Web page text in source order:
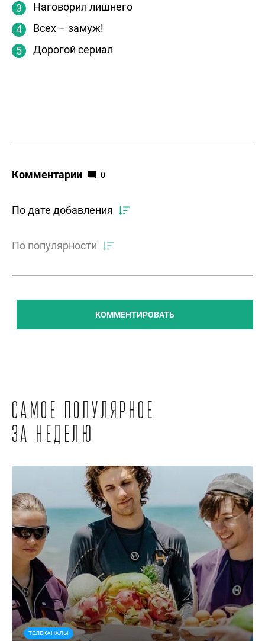
Наговорил лишнего
Всех – замуж!
Дорогой сериал
Комментарии 0
По дате добавления
По популярности
КОММЕНТИРОВАТЬ
Самое популярное
за неделю
ТЕЛЕКАНАЛЫ